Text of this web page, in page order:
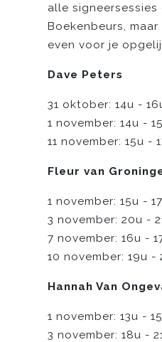
alle
Boekenbeurs,
even voor je
Dave Peters
31 oktober: 14u -
1 november: 14u -
11 november: 15u -
Fleur van
1 november: 15u -
3 november: 20u -
7 november: 16u -
10 november: 19u -
Hannah Van
1 november: 13u -
3 november: 18u -